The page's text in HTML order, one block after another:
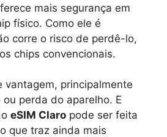
mais segurança em
físico. Como ele é
corre o risco de perdê-lo,
chips convencionais.
vantagem, principalmente
perda do aparelho. E
eSIM Claro pode ser feita
que traz ainda mais